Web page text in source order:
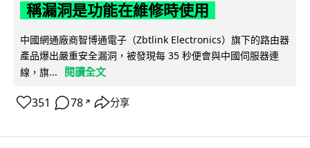
稱漏洞是功能在維修時使用
中國網通廠商智博通電子（Zbtlink Electronics）旗下的路由器
產品爆出嚴重安全漏洞，被發現每 35 秒便會與中國伺服器連
線，旗...
閱讀全文
351 78 ↗ 分享